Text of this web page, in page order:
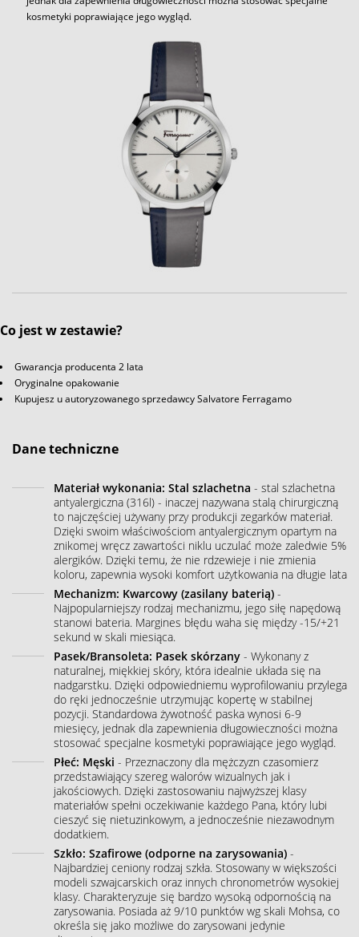
kosmetyki poprawiające jego wygląd.
Co jest w zestawie?
Gwarancja producenta 2 lata
Oryginalne opakowanie
Kupujesz u autoryzowanego sprzedawcy Salvatore Ferragamo
Dane techniczne
Materiał wykonania: Stal szlachetna - stal szlachetna
antyalergiczna (316l) - inaczej nazywana stalą chirurgiczną
to najczęściej używany przy produkcji zegarków materiał.
Dzięki swoim właściwościom antyalergicznym opartym na
znikomej wręcz zawartości niklu uczulać może zaledwie 5%
alergików. Dzięki temu, że nie rdzewieje i nie zmienia
koloru, zapewnia wysoki komfort użytkowania na długie lata
Mechanizm: Kwarcowy (zasilany baterią) -
Najpopularniejszy rodzaj mechanizmu, jego siłę napędową
stanowi bateria. Margines błędu waha się między -15/+21
sekund w skali miesiąca.
Pasek/Bransoleta: Pasek skórzany - Wykonany z
naturalnej, miękkiej skóry, która idealnie układa się na
nadgarstku. Dzięki odpowiedniemu wyprofilowaniu przylega
do ręki jednocześnie utrzymując kopertę w stabilnej
pozycji. Standardowa żywotność paska wynosi 6-9
miesięcy, jednak dla zapewnienia długowieczności można
stosować specjalne kosmetyki poprawiające jego wygląd.
Płeć: Męski - Przeznaczony dla mężczyzn czasomierz
przedstawiający szereg walorów wizualnych jak i
jakościowych. Dzięki zastosowaniu najwyższej klasy
materiałów spełni oczekiwanie każdego Pana, który lubi
cieszyć się nietuzinkowym, a jednocześnie niezawodnym
dodatkiem.
Szkło: Szafirowe (odporne na zarysowania) -
Najbardziej ceniony rodzaj szkła. Stosowany w większości
modeli szwajcarskich oraz innych chronometrów wysokiej
klasy. Charakteryzuje się bardzo wysoką odpornością na
zarysowania. Posiada aż 9/10 punktów wg skali Mohsa, co
określa się jako możliwe do zarysowani jedynie